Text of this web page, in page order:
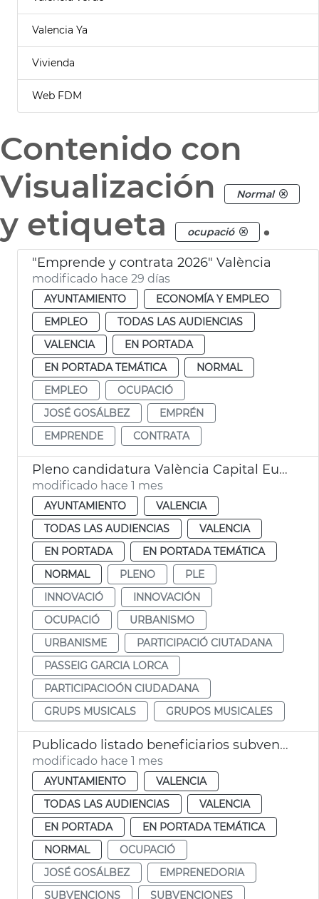
Valencia Ya
Vivienda
Web FDM
Contenido con
Visualización
Normal
y etiqueta ocupació .
"Emprende y contrata 2026" València
modificado hace 29 días
AYUNTAMIENTO
ECONOMÍA Y EMPLEO
EMPLEO
TODAS LAS AUDIENCIAS
VALENCIA
EN PORTADA
EN PORTADA TEMÁTICA
NORMAL
EMPLEO
OCUPACIÓ
JOSÉ GOSÁLBEZ
EMPRÉN
EMPRENDE
CONTRATA
Pleno candidatura València Capital Europea Innovación
modificado hace 1 mes
AYUNTAMIENTO
VALENCIA
TODAS LAS AUDIENCIAS
VALENCIA
EN PORTADA
EN PORTADA TEMÁTICA
NORMAL
PLENO
PLE
INNOVACIÓ
INNOVACIÓN
OCUPACIÓ
URBANISMO
URBANISME
PARTICIPACIÓ CIUTADANA
PASSEIG GARCIA LORCA
PARTICIPACIOÓN CIUDADANA
GRUPS MUSICALS
GRUPOS MUSICALES
Publicado listado beneficiarios subvenciones patrimonio pesquero 2026 València
modificado hace 1 mes
AYUNTAMIENTO
VALENCIA
TODAS LAS AUDIENCIAS
VALENCIA
EN PORTADA
EN PORTADA TEMÁTICA
NORMAL
OCUPACIÓ
JOSÉ GOSÁLBEZ
EMPRENEDORIA
SUBVENCIONS
SUBVENCIONES